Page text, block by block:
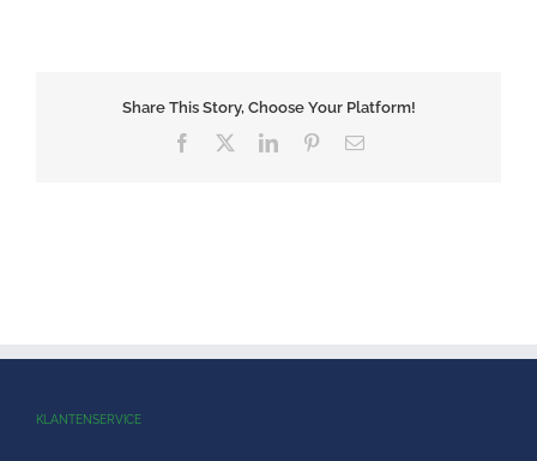
Share This Story, Choose Your Platform!
Facebook LinkedInPinterest
E-
KLANTENSERVICE